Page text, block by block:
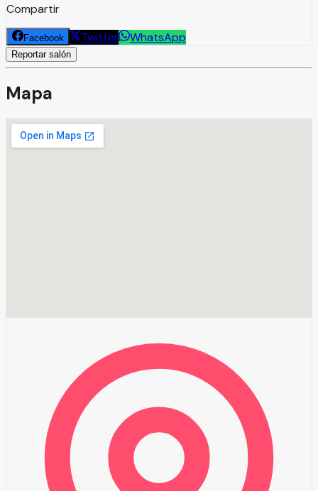
Compartir
Facebook Twitter WhatsApp
Reportar salón
Mapa